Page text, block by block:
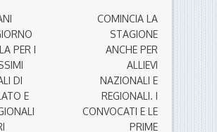
PER I
DI
E
COMINCIA LA
STAGIONE
ANCHE PER
ALLIEVI
NAZIONALI E
REGIONALI. I
CONVOCATI E LE
PRIME